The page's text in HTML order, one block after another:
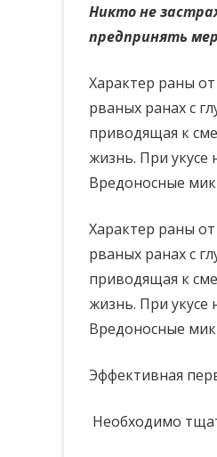
Никто не
предпринять
Характер раны
рваных ранах с
приводящая к
жизнь. При укусе
Вредоносные
Характер раны
рваных ранах с
приводящая к
жизнь. При укусе
Вредоносные
Эффективная
Необходимо